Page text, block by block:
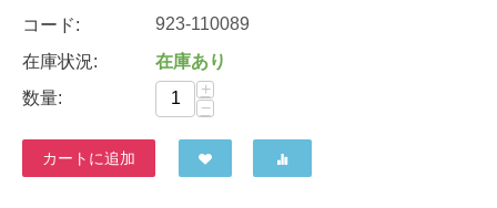
コード:
923-110089
在庫状況:
在庫あり
数量:
+
−
カートに追加